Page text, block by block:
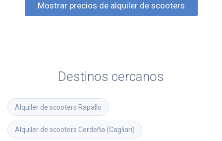
Mostrar precios de alquiler de scooters
Destinos cercanos
Alquiler de scooters Rapallo
Alquiler de scooters Cerdeña (Cagliari)